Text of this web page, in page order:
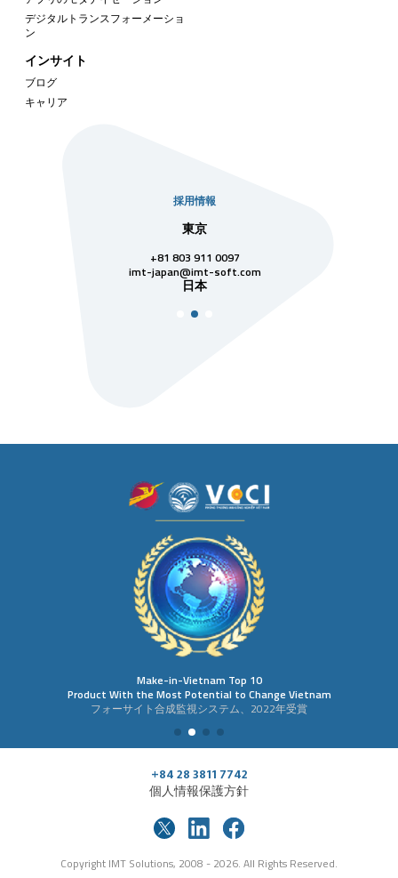
デジタルトランスフォーメーショ
ン
インサイト
ブログ
キャリア
採用情報
東京
+81 803 911 0097
imt-japan@imt-soft.com
日本
Make-in-Vietnam Top 10
Product With the Most Potential to Change Vietnam
フォーサイト合成監視システム、2022年受賞
+84 28 3811 7742
個人情報保護方針
Copyright IMT Solutions, 2008 - 2026. All Rights Reserved.